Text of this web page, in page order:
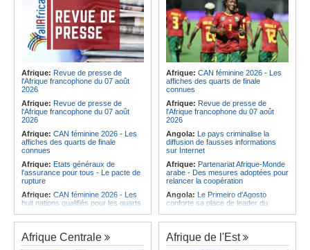
Afrique: Revue de presse de
l'Afrique francophone du 07 août
2026
Afrique: Revue de presse de
l'Afrique francophone du 07 août
2026
Afrique: CAN féminine 2026 - Les
affiches des quarts de finale
connues
Afrique: Etats généraux de
l'assurance pour tous - Le pacte de
rupture
Afrique: CAN féminine 2026 - Les
huit nations qualifiés pour les quarts
Afrique:Comment mieux élever
ses enfants ? Voici les résultats d'un
projet testé dans huit pays africains
Afrique: CAN féminine 2026 - Les
affiches des quarts de finale
connues
Afrique: Revue de presse de
l'Afrique francophone du 07 août
2026
Angola: Le pays criminalise la
diffusion de fausses informations
sur Internet
Afrique: Partenariat Afrique-Monde
arabe - Des mesures adoptées pour
relancer la coopération
Angola: Le Primeiro d'Agosto
conforte sa place de leader du
Angola:Le ministre des
Ressources minérales reconnaît
une pénurie de carburants au pays
Afrique Centrale Afrique de l'Est